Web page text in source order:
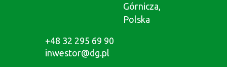
Górnicza,
Polska
+48 32 295 69 90
inwestor@dg.pl